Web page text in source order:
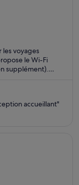
voyages
le Wi-Fi
supplément).
la propreté
Robson Street
accueillant"